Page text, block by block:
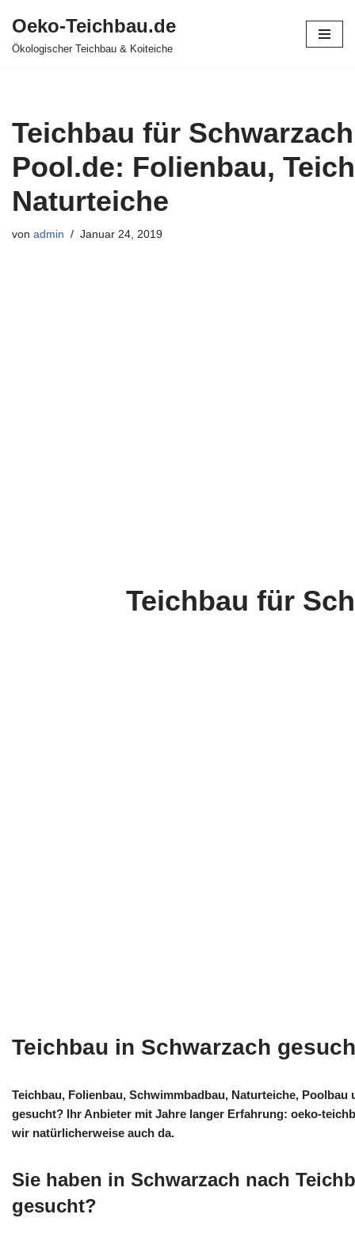
Zum
Oeko-Teichbau.de
Ökologischer Teichbau & Koiteiche
Teichbau für
Pool.de: Folienbau,
Naturteiche
von admin Januar 24, 2019
Teichbau für
Teichbau in Schwarzach
Teichbau, Folienbau, Schwimmbadbau, Naturteiche,
gesucht? Ihr Anbieter mit Jahre langer Erfahrung: oeko-
wir natürlicherweise auch da.
Sie haben in Schwarzach nach
gesucht?